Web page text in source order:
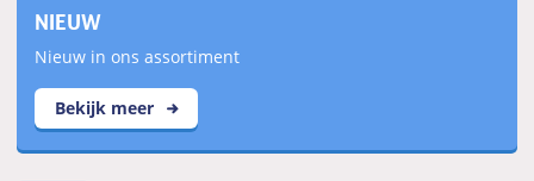
NIEUW
Nieuw in ons assortiment
Bekijk meer